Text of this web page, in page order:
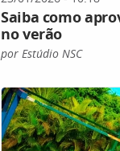
Saiba como
no verão
por Estúdio NSC